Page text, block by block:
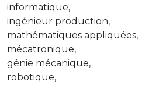
informatique,
ingénieur production,
mathématiques appliquées,
mécatronique,
génie mécanique,
robotique,